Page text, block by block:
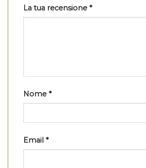
La tua recensione *
Nome *
Email *